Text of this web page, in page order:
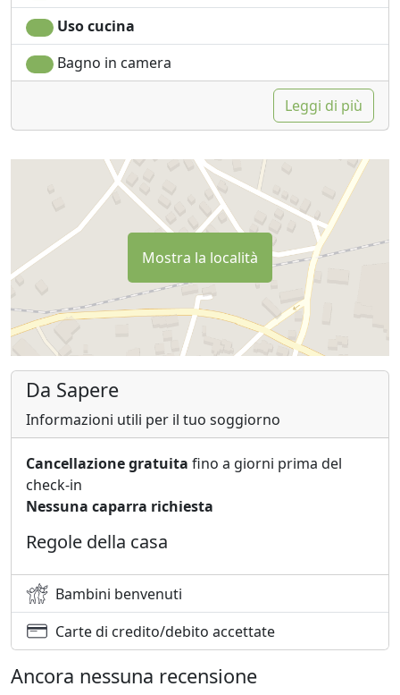
Uso cucina
Bagno in camera
Leggi di più
Mostra la località
Da Sapere
Informazioni utili per il tuo soggiorno
Cancellazione gratuita fino a giorni prima del
check-in
Nessuna caparra richiesta
Regole della casa
Bambini benvenuti
Carte di credito/debito accettate
Ancora nessuna recensione